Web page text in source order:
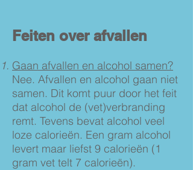
Feiten over afvallen
Gaan afvallen en alcohol samen?
Nee. Afvallen en alcohol gaan niet
samen. Dit komt puur door het feit
dat alcohol de (vet)verbranding
remt. Tevens bevat alcohol veel
loze calorieën. Een gram alcohol
levert maar liefst 9 calorieën (1
gram vet telt 7 calorieën).